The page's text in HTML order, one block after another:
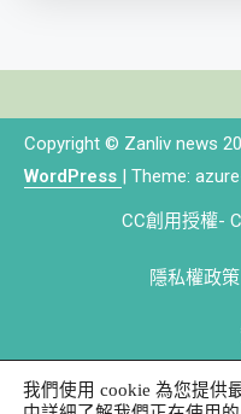
Copyright © Zanliv news
WordPress
Theme:
CC創用授權-
隱私權政策
我們使用 cookie 為您提供